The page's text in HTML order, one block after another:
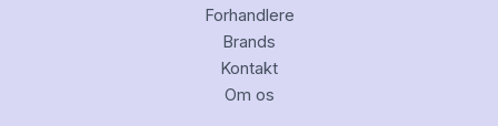
Forhandlere
Brands
Kontakt
Om os